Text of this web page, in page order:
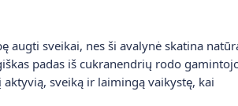
augti sveikai, nes ši avalynė skatina
padas iš cukranendrių rodo
sveiką ir laimingą vaikystę, kai